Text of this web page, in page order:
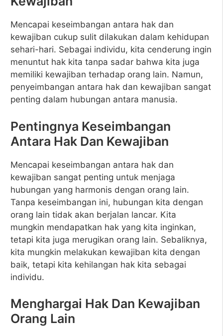
Mencapai keseimbangan antara hak dan
kewajiban cukup sulit dilakukan dalam kehidupan
sehari-hari. Sebagai individu, kita cenderung ingin
menuntut hak kita tanpa sadar bahwa kita juga
memiliki kewajiban terhadap orang lain. Namun,
penyeimbangan antara hak dan kewajiban sangat
penting dalam hubungan antara manusia.
Pentingnya Keseimbangan
Antara Hak Dan Kewajiban
Mencapai keseimbangan antara hak dan
kewajiban sangat penting untuk menjaga
hubungan yang harmonis dengan orang lain.
Tanpa keseimbangan ini, hubungan kita dengan
orang lain tidak akan berjalan lancar. Kita
mungkin mendapatkan hak yang kita inginkan,
tetapi kita juga merugikan orang lain. Sebaliknya,
kita mungkin melakukan kewajiban kita dengan
baik, tetapi kita kehilangan hak kita sebagai
individu.
Menghargai Hak Dan Kewajiban
Orang Lain